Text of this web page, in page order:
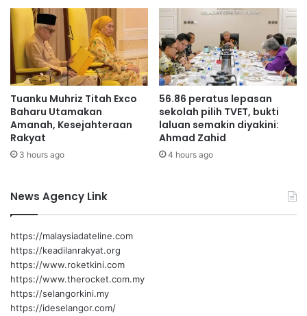
a
d
a
S
u
h
a
i
m
i
z
Tuanku Muhriz Titah Exco
Baharu Utamakan
Amanah, Kesejahteraan
Rakyat
3 hours ago
56.86 peratus lepasan
sekolah pilih TVET, bukti
laluan semakin diyakini:
Ahmad Zahid
4 hours ago
News Agency Link
https://malaysiadateline.com
https://keadilanrakyat.org
https://www.roketkini.com
https://www.therocket.com.my
https://selangorkini.my
https://ideselangor.com/